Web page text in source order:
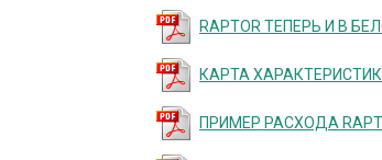
RAPTOR ТЕПЕРЬ И В
КАРТА
ПРИМЕР РАСХОДА